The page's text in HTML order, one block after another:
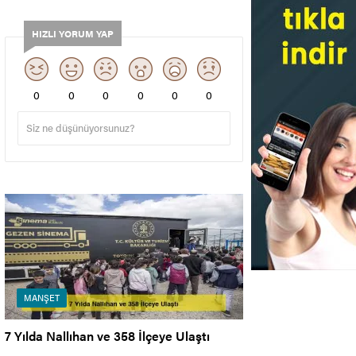
HIZLI YORUM YAP
0 0 0 0 0 0
MANŞET
7 Yılda Nallıhan ve 358 İlçeye Ulaştı